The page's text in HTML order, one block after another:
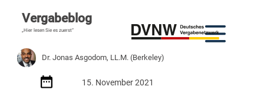
Vergabeblog
„Hier lesen Sie es zuerst“
Dr. Jonas Asgodom, LL.M. (Berkeley)
15. November 2021